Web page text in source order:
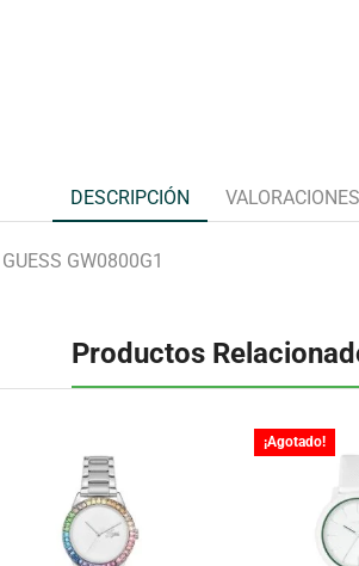
DESCRIPCIÓN
GW0800G1
Productos
¡Agotado!